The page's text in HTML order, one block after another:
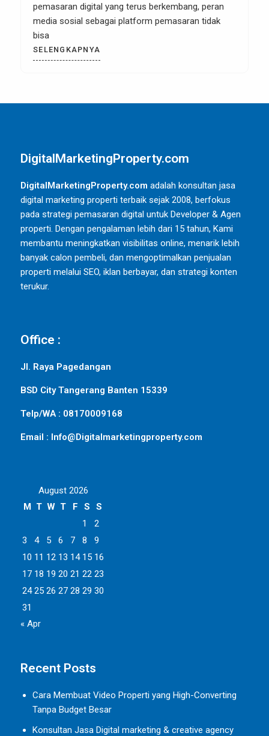
pemasaran digital yang terus berkembang, peran
media sosial sebagai platform pemasaran tidak
bisa
SELENGKAPNYA
DigitalMarketingProperty.com
DigitalMarketingProperty.com adalah konsultan jasa
digital marketing properti terbaik sejak 2008, berfokus
pada strategi pemasaran digital untuk Developer & Agen
properti. Dengan pengalaman lebih dari 15 tahun, Kami
membantu meningkatkan visibilitas online, menarik lebih
banyak calon pembeli, dan mengoptimalkan penjualan
properti melalui SEO, iklan berbayar, dan strategi konten
terukur.
Office :
Jl. Raya Pagedangan
BSD City Tangerang Banten 15339
Telp/WA : 08170009168
Email : Info@Digitalmarketingproperty.com
August 2026
M T W T F S
S
1
2
3
4 5 6 7 8
9
10 11 12 13 14 15 16
17 18 19 20 21 22 23
24 25 26 27 28 29 30
31
« Apr
Recent Posts
Cara Membuat Video Properti yang High-Converting
Tanpa Budget Besar
Konsultan Jasa Digital marketing & creative agency